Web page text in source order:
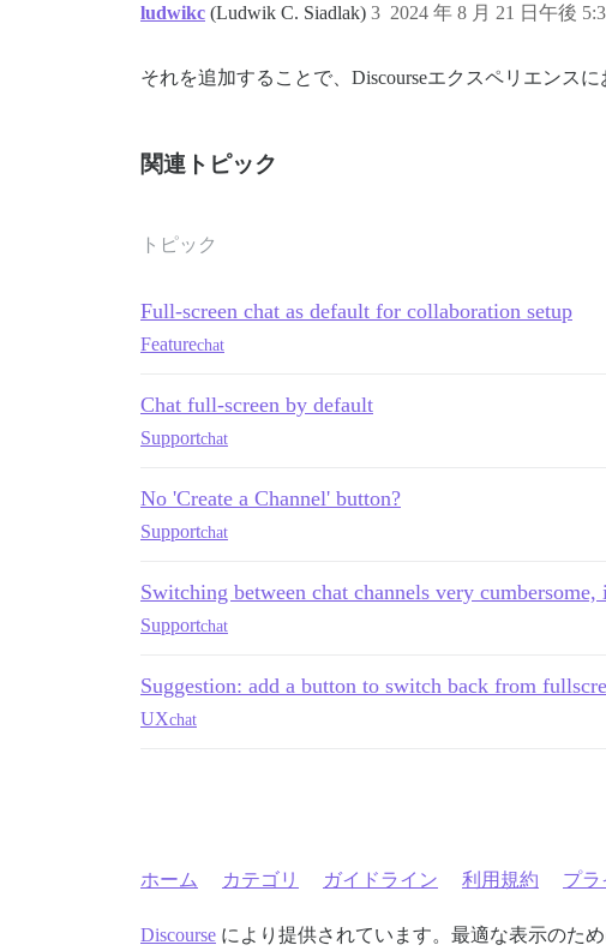
ludwikc (Ludwik C. Siadlak) 2024 年 8 月 21 日午後
3
それを追加することで、Discourseエクスペリエンス
関連トピック
トピック
Full-screen chat as default for collaboration setup
Featurechat
Chat full-screen by default
Supportchat
No 'Create a Channel' button?
Supportchat
Switching between chat channels very cumbersome,
Supportchat
Suggestion: add a button to switch back from
UXchat
ホーム カテゴリ ガイドライン 利用規約 プラ
Discourse により提供されています。最適な表示のため